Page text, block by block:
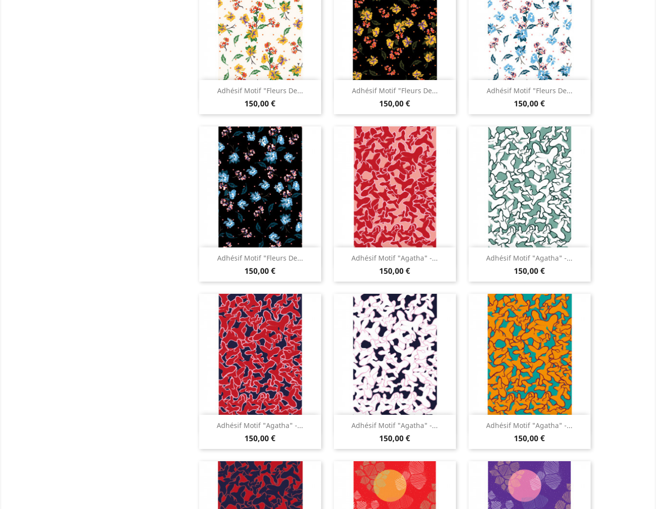
Adhésif Motif "Fleurs De...
150,00 €
Aperçu rapide Adhésif Motif "Fleurs De...
150,00 €
Aperçu rapide Adhésif Motif "Fleurs De...
150,00 €
Aperçu rapide
Adhésif Motif "Fleurs De...
150,00 €
Aperçu rapide Adhésif Motif "Agatha" -...
150,00 €
Aperçu rapide Adhésif Motif "Agatha" -...
150,00 €
Aperçu rapide
Adhésif Motif "Agatha" -...
150,00 €
Aperçu rapide Adhésif Motif "Agatha" -...
150,00 €
Aperçu rapide Adhésif Motif "Agatha" -...
150,00 €
Aperçu rapide